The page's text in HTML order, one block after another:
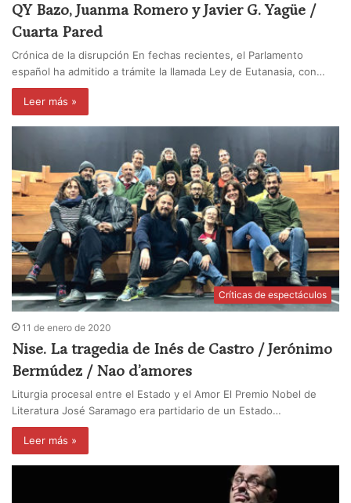
QY Bazo, Juanma Romero y Javier G. Yagüe /
Cuarta Pared
Crónica de la disrupción En fechas recientes, el Parlamento
español ha admitido a trámite la llamada Ley de Eutanasia, con…
Leer más »
Críticas de espectáculos
11 de enero de 2020
Nise. La tragedia de Inés de Castro / Jerónimo
Bermúdez / Nao d’amores
Liturgia procesal entre el Estado y el Amor El Premio Nobel de
Literatura José Saramago era partidario de un Estado…
Leer más »